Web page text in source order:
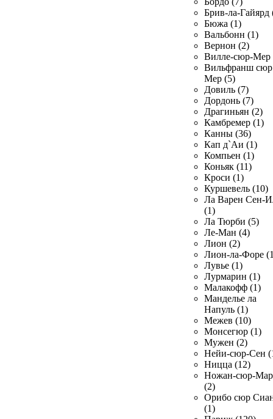
Брив-ла-Гайярд
Бюжа (1)
Вальбонн (1)
Вернон (2)
Вилле-сюр-Мер
Вильфранш сюр
Мер (5)
Довиль (7)
Дордонь (7)
Драгиньян (2)
Камбремер (1)
Канны (36)
Кап д`Аи (1)
Компьен (1)
Коньяк (11)
Кроси (1)
Куршевель (10)
Ла Варен Сен-
(1)
Ла Тюрби (5)
Ле-Ман (4)
Лион (2)
Лион-ла-Форе
Лувье (1)
Лурмарин (1)
Малакофф (1)
Манделье ла
Напуль (1)
Межев (10)
Монсегюр (1)
Мужен (2)
Нейи-сюр-Сен
Ницца (12)
Ножан-сюр-
(2)
Орибо сюр
(1)